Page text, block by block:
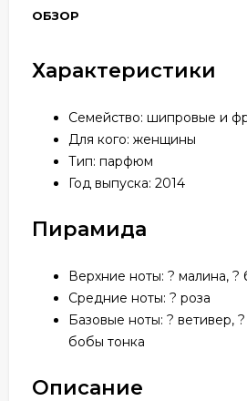
ОБЗОР
Характеристики
Семейство: шипровые и
Для кого: женщины
Тип: парфюм
Год выпуска: 2014
Пирамида
Верхние ноты: ? малина, ?
Средние ноты: ? роза
Базовые ноты: ? ветивер,
бобы тонка
Описание